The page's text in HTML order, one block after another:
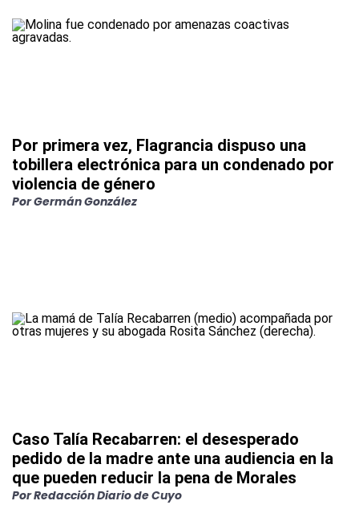
Por primera vez, Flagrancia dispuso una
tobillera electrónica para un condenado por
violencia de género
PorGermán González
Caso Talía Recabarren: el desesperado
pedido de la madre ante una audiencia en la
que pueden reducir la pena de Morales
PorRedacción Diario de Cuyo